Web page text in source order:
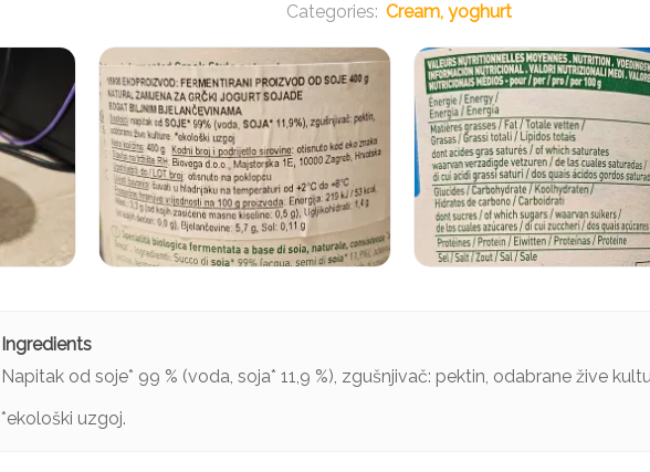
Cream, yoghurt
Napitak od soje* 99 % (voda, soja* 11,9 %), zgušnjivač: pektin, odabrane žive
*ekološki uzgoj.